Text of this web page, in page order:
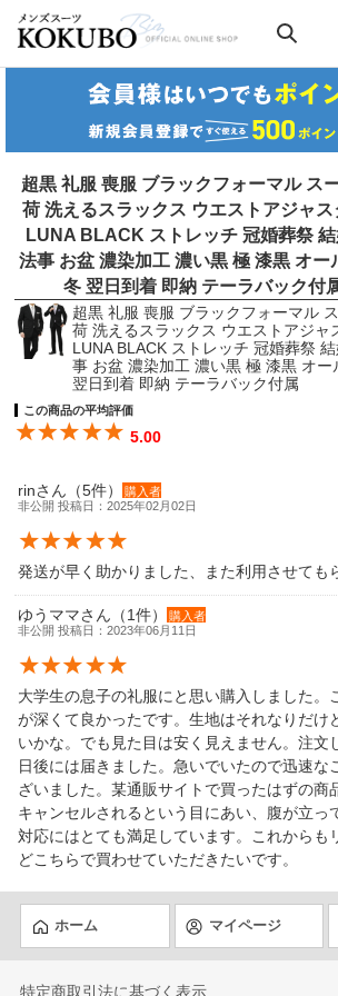
超黒 礼服 喪服 ブラックフォーマル ス
荷 洗えるスラックス ウエストアジャ
LUNA BLACK ストレッチ 冠婚葬祭
法事 お盆 濃染加工 濃い黒 極 漆黒 オー
冬 翌日到着 即納 テーラバック付
超黒 礼服 喪服 ブラックフォーマル
荷 洗えるスラックス ウエストアジャ
LUNA BLACK ストレッチ 冠婚葬祭
事 お盆 濃染加工 濃い黒 極 漆黒 オー
翌日到着 即納 テーラバック付属
この商品の平均評価
5.00
rinさん（5件）
購入者
非公開 投稿日：2025年02月02日
発送が早く助かりました、また利用させても
ゆうママさん（1件）
購入者
非公開 投稿日：2023年06月11日
大学生の息子の礼服にと思い購入しました。
が深くて良かったです。生地はそれなりだけ
いかな。でも見た目は安く見えません。注文
日後には届きました。急いでいたので迅速な
ざいました。某通販サイトで買ったはずの商
キャンセルされるという目にあい、腹が立っ
対応にはとても満足しています。これからも
どこちらで買わせていただきたいです。
ホーム マイページ
特定商取引法に基づく表示